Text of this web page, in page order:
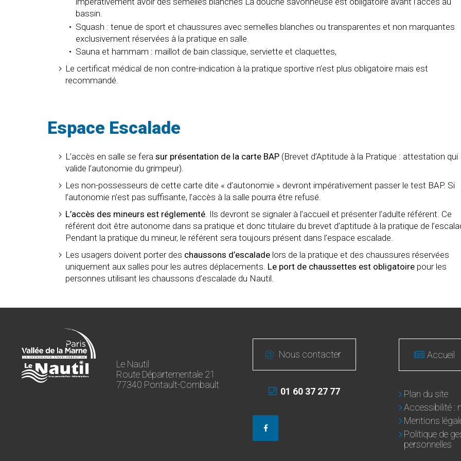
bassin.
Squash : tenue de sport et chaussures avec semelles blanches ou transparentes et non marquantes
exclusivement réservées à la pratique en salle.
Sauna et hammam : maillot de bain classique, serviette et claquettes,
Le certificat médical de non contre-indication à la pratique sportive n’est plus obligatoire mais est
recommandé.
Espace Escalade
L’accès en salle se fera sur présentation de la carte BAP (Brevet d’Aptitude à la Pratique : attestation qui
valide l’autonomie du grimpeur).
Les non-possesseurs de cette carte dite « d’autonomie » devront impérativement passer le test BAP. Si
l’autonomie n’est pas suffisante, l’accès à la salle pourra être refusé.
L’accès des mineurs est réglementé. Ils devront se signaler à l’accueil et présenter l’adulte référent. Ce
référent doit être autonome dans sa pratique et donc titulaire du brevet d’aptitude à la pratique de
Pendant la pratique du mineur, le référent sera toujours présent dans l’espace escalade.
Les usagers doivent porter des chaussons d’escalade lors de la pratique et des chaussures réservées
uniquement aux salles pour les autres déplacements. Le port de chaussettes est obligatoire pour les
personnes utilisant les chaussons d’escalade du Nautil.
Le Nautil
Route Départementale 21
77340 Pontault-Combault
Nous contacter
01 60 37 27 77
Accueil
Plan du site
Accessibilité :
Mentions
Politique de
personnelles